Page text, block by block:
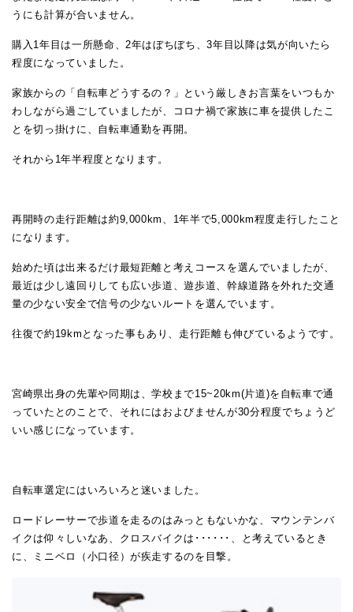
うにも計算が合いません。
購入1年目は一所懸命、2年はぼちぼち、3年目以降は気が向いたら
程度になっていました。
家族からの「自転車どうするの？」という厳しきお言葉をいつもか
わしながら過ごしていましたが、コロナ禍で家族に車を提供したこ
とを切っ掛けに、自転車通勤を再開。
それから1年半程度となります。
再開時の走行距離は約9,000km、1年半で5,000km程度走行したこと
になります。
始めた頃は出来るだけ最短距離と考えコースを選んでいましたが、
最近は少し遠回りしても広い歩道、遊歩道、幹線道路を外れた交通
量の少ない安全で信号の少ないルートを選んでいます。
往復で約19kmとなった事もあり、走行距離も伸びているようです。
宮崎県出身の先輩や同期は、学校まで15~20km(片道)を自転車で通
っていたとのことで、それにはおよびませんが30分程度でちょうど
いい感じになっています。
自転車選定にはいろいろと迷いました。
ロードレーサーで歩道を走るのはみっともないかな、マウンテンバ
イクは仰々しいなあ、クロスバイクは･･････、と考えているとき
に、ミニベロ（小口径）が疾走するのを目撃。